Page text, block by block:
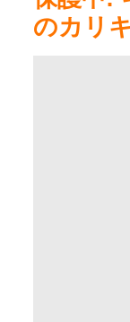
のカリ